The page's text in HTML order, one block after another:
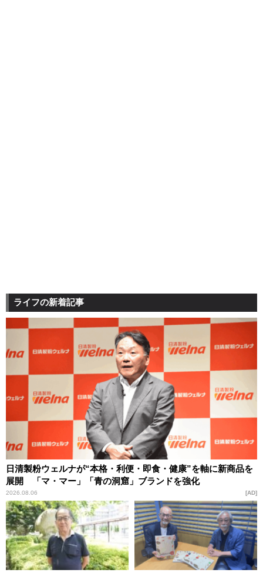
ライフの新着記事
日清製粉ウェルナが“本格・利便・即食・健康”を軸に新商品を
展開 「マ・マー」「青の洞窟」ブランドを強化
2026.08.06 AD